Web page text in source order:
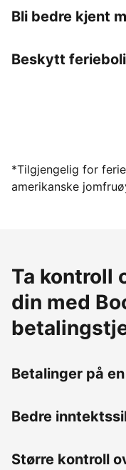
Bli bedre kjent
Beskytt
Lei ut ferieboligen
*Tilgjengelig for
amerikanske
Ta kontroll
din med
Betalinger på
Bedre
Større kontroll